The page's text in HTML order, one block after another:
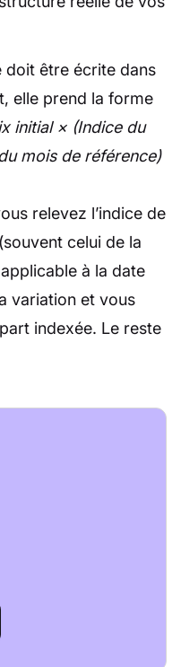
doit être écrite dans
elle prend la forme
initial × (Indice du
mois de référence)
relevez l’indice de
celui de la
à la date
variation et vous
indexée. Le reste